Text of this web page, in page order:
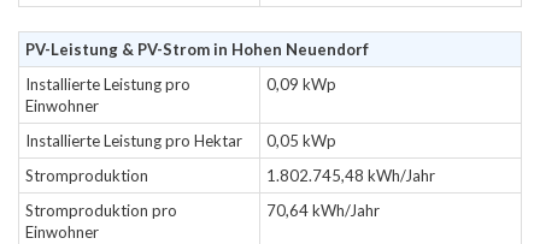
PV-Leistung & PV-Strom in Hohen Neuendorf
Installierte Leistung pro
Einwohner
0,09 kWp
Installierte Leistung pro Hektar
0,05 kWp
Stromproduktion
1.802.745,48 kWh/Jahr
Stromproduktion pro
Einwohner
70,64 kWh/Jahr